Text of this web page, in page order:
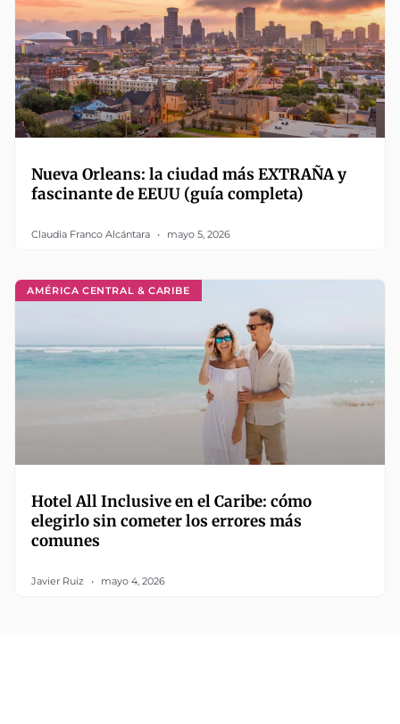
Nueva Orleans: la ciudad más EXTRAÑA y
fascinante de EEUU (guía completa)
Claudia Franco Alcántara mayo 5, 2026
AMÉRICA CENTRAL & CARIBE
Hotel All Inclusive en el Caribe: cómo
elegirlo sin cometer los errores más
comunes
Javier Ruiz mayo 4, 2026